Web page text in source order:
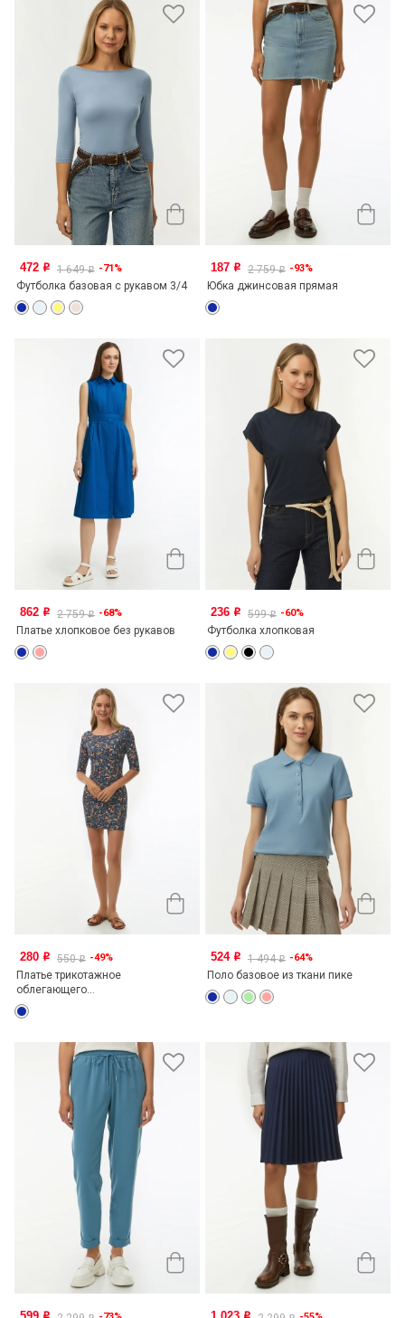
472 o 1 649o -71%
Футболка базовая с рукавом 3/4
187 o 2 759o -93%
Юбка джинсовая прямая
862 o 2 759o -68%
Платье хлопковое без рукавов
236 o 599o -60%
Футболка хлопковая
280 o 550o -49%
Платье трикотажное
облегающего...
524 o 1 494o -64%
Поло базовое из ткани пике